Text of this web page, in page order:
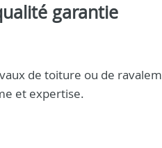
garantie
de toiture ou de
et expertise.